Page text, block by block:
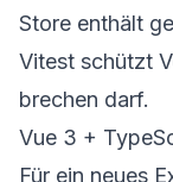
Store enthält
Vitest schützt
brechen darf.
Vue 3 +
Für ein neues